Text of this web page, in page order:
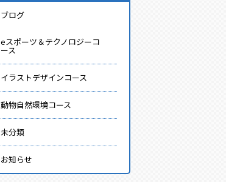
ブログ
eスポーツ＆テクノロジーコ
ース
イラストデザインコース
動物自然環境コース
未分類
お知らせ